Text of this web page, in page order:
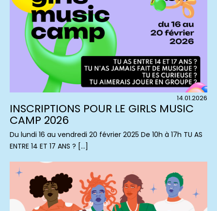
14.01.2026
INSCRIPTIONS POUR LE GIRLS MUSIC
CAMP 2026
Du lundi 16 au vendredi 20 février 2025 De 10h à 17h TU AS
ENTRE 14 ET 17 ANS ? […]